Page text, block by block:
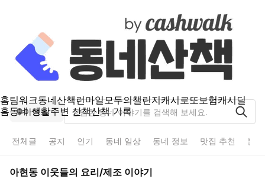
홈팀워크동네산책런마일모두의챌린지캐시로또보험캐시딜
홈동네 생활주변 산책산책 기록
아현동
전체글 공지 인기 동네 일상 동네 정보 맛집 추천 분
아현동 이웃들의 요리/제조 이야기